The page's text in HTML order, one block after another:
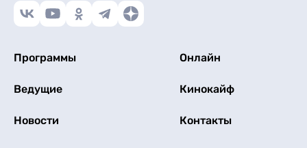
Программы Онлайн
Ведущие Кинокайф
Новости Контакты